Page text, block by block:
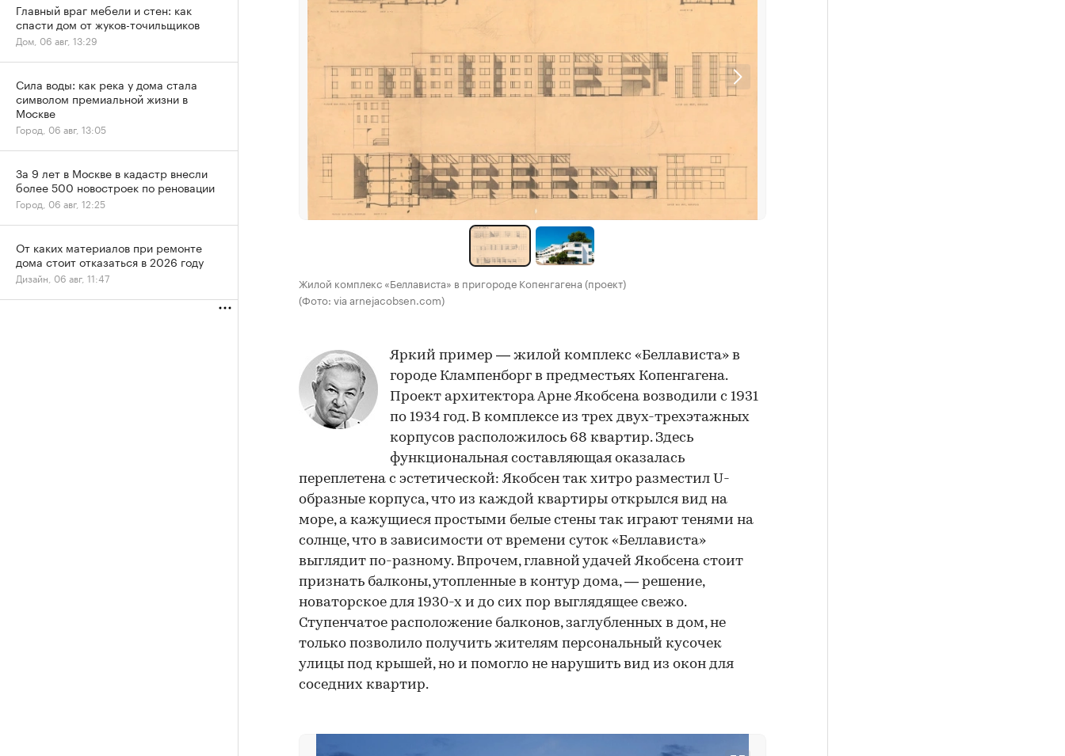
Жилой комплекс «Беллависта» в пригороде Копенгагена (проект)
(Фото: via arnejacobsen.com)
Яркий пример — жилой комплекс «Беллависта» в
городе Клампенборг в предместьях Копенгагена.
Проект архитектора Арне Якобсена возводили с 1931
по 1934 год. В комплексе из трех двух-трехэтажных
корпусов расположилось 68 квартир. Здесь
функциональная составляющая оказалась
переплетена с эстетической: Якобсен так хитро разместил U-
образные корпуса, что из каждой квартиры открылся вид на
море, а кажущиеся простыми белые стены так играют тенями на
солнце, что в зависимости от времени суток «Беллависта»
выглядит по-разному. Впрочем, главной удачей Якобсена стоит
признать балконы, утопленные в контур дома, — решение,
новаторское для 1930-х и до сих пор выглядящее свежо.
Ступенчатое расположение балконов, заглубленных в дом, не
только позволило получить жителям персональный кусочек
улицы под крышей, но и помогло не нарушить вид из окон для
соседних квартир.
Главный враг мебели и стен: как
спасти дом от жуков-точильщиков
Дом, 06 авг, 13:29
Сила воды: как река у дома стала
символом премиальной жизни в
Москве
Город, 06 авг, 13:05
За 9 лет в Москве в кадастр внесли
более 500 новостроек по реновации
Город, 06 авг, 12:25
От каких материалов при ремонте
дома стоит отказаться в 2026 году
Дизайн, 06 авг, 11:47